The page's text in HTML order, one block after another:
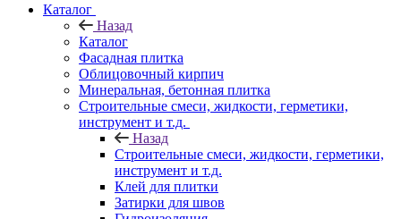
Каталог
Назад
Каталог
Фасадная плитка
Облицовочный кирпич
Минеральная, бетонная плитка
Строительные смеси, жидкости, герметики,
инструмент и т.д.
Назад
Строительные смеси, жидкости, герметики,
инструмент и т.д.
Клей для плитки
Затирки для швов